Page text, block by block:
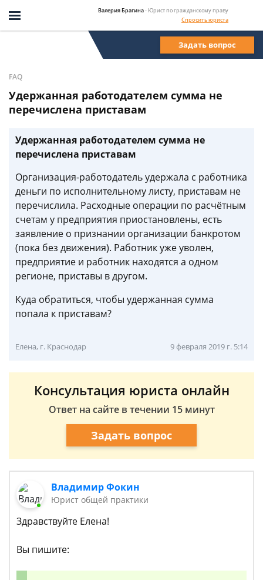
Валерия Брагина- Юрист по гражданскому праву
Спросить юриста
Задать вопрос
FAQ
Удержанная работодателем сумма не
перечислена приставам
Удержанная работодателем сумма не
перечислена приставам
Организация-работодатель удержала с работника
деньги по исполнительному листу, приставам не
перечислила. Расходные операции по расчётным
счетам у предприятия приостановлены, есть
заявление о признании организации банкротом
(пока без движения). Работник уже уволен,
предприятие и работник находятся а одном
регионе, приставы в другом.
Куда обратиться, чтобы удержанная сумма
попала к приставам?
Елена, г. Краснодар 9 февраля 2019 г. 5:14
Консультация юриста онлайн
Ответ на сайте в течении 15 минут
Задать вопрос
Владимир Фокин
Юрист общей практики
Здравствуйте Елена!
Вы пишите: